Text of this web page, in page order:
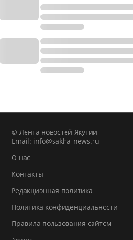
© Лента новостей Якутии
Email: info@sakha-news.ru
О нас
Контакты
Редакционная политика
Политика конфиденциальности
Правила пользования сайтом